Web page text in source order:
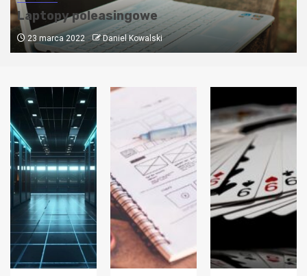
Laptopy poleasingowe
23 marca 2022 Daniel Kowalski